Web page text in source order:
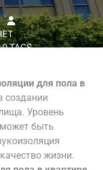
0 TAGS
для пола в
создании
Уровень
быть
жизни.